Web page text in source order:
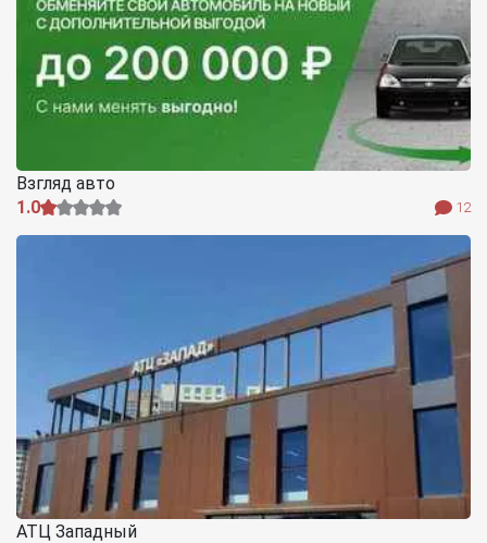
Взгляд авто
1.0
12
АТЦ Западный